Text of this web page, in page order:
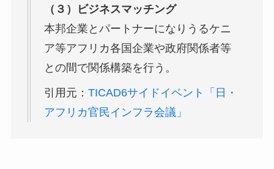
（３）ビジネスマッチング
本邦企業とパートナーになりうるケニ
ア等アフリカ各国企業や政府関係者等
との間で関係構築を行う。
引用元： TICAD6サイドイベント「日・
アフリカ官民インフラ会議」